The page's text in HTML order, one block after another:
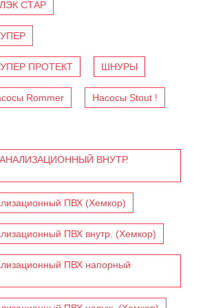
СТАР
ПРОТЕКТ ШНУРЫ
Rommer Насосы Stout !
ВНУТР.
ПВХ (Хемкор)
ПВХ внутр. (Хемкор)
ПВХ напорный